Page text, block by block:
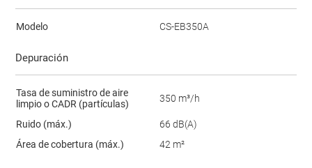
Modelo CS-EB350A
Depuración
Tasa de suministro de aire
limpio o CADR (partículas)
350 m³/h
Ruido (máx.)
66 dB(A)
Área de cobertura (máx.)
42 m²